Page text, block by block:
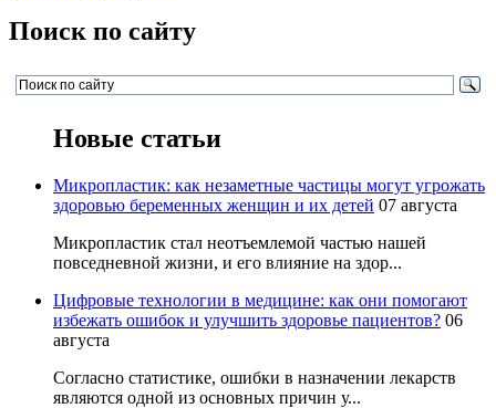
Поиск по сайту
Новые статьи
Микропластик: как незаметные частицы могут угрожать
здоровью беременных женщин и их детей 07 августа
Микропластик стал неотъемлемой частью нашей
повседневной жизни, и его влияние на здор...
Цифровые технологии в медицине: как они помогают
избежать ошибок и улучшить здоровье пациентов? 06
августа
Согласно статистике, ошибки в назначении лекарств
являются одной из основных причин у...